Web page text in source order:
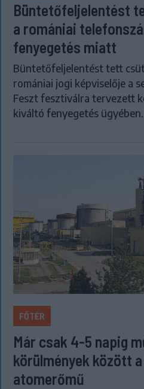
Büntetőfeljelentést
a romániai
fenyegetés miatt
Büntetőfeljelentést tett
romániai jogi képviselője a
Feszt fesztiválra tervezett
kiváltó fenyegetés ügyében.
FŐTÉR
Már csak 4-5 napig
körülmények között
atomerőmű